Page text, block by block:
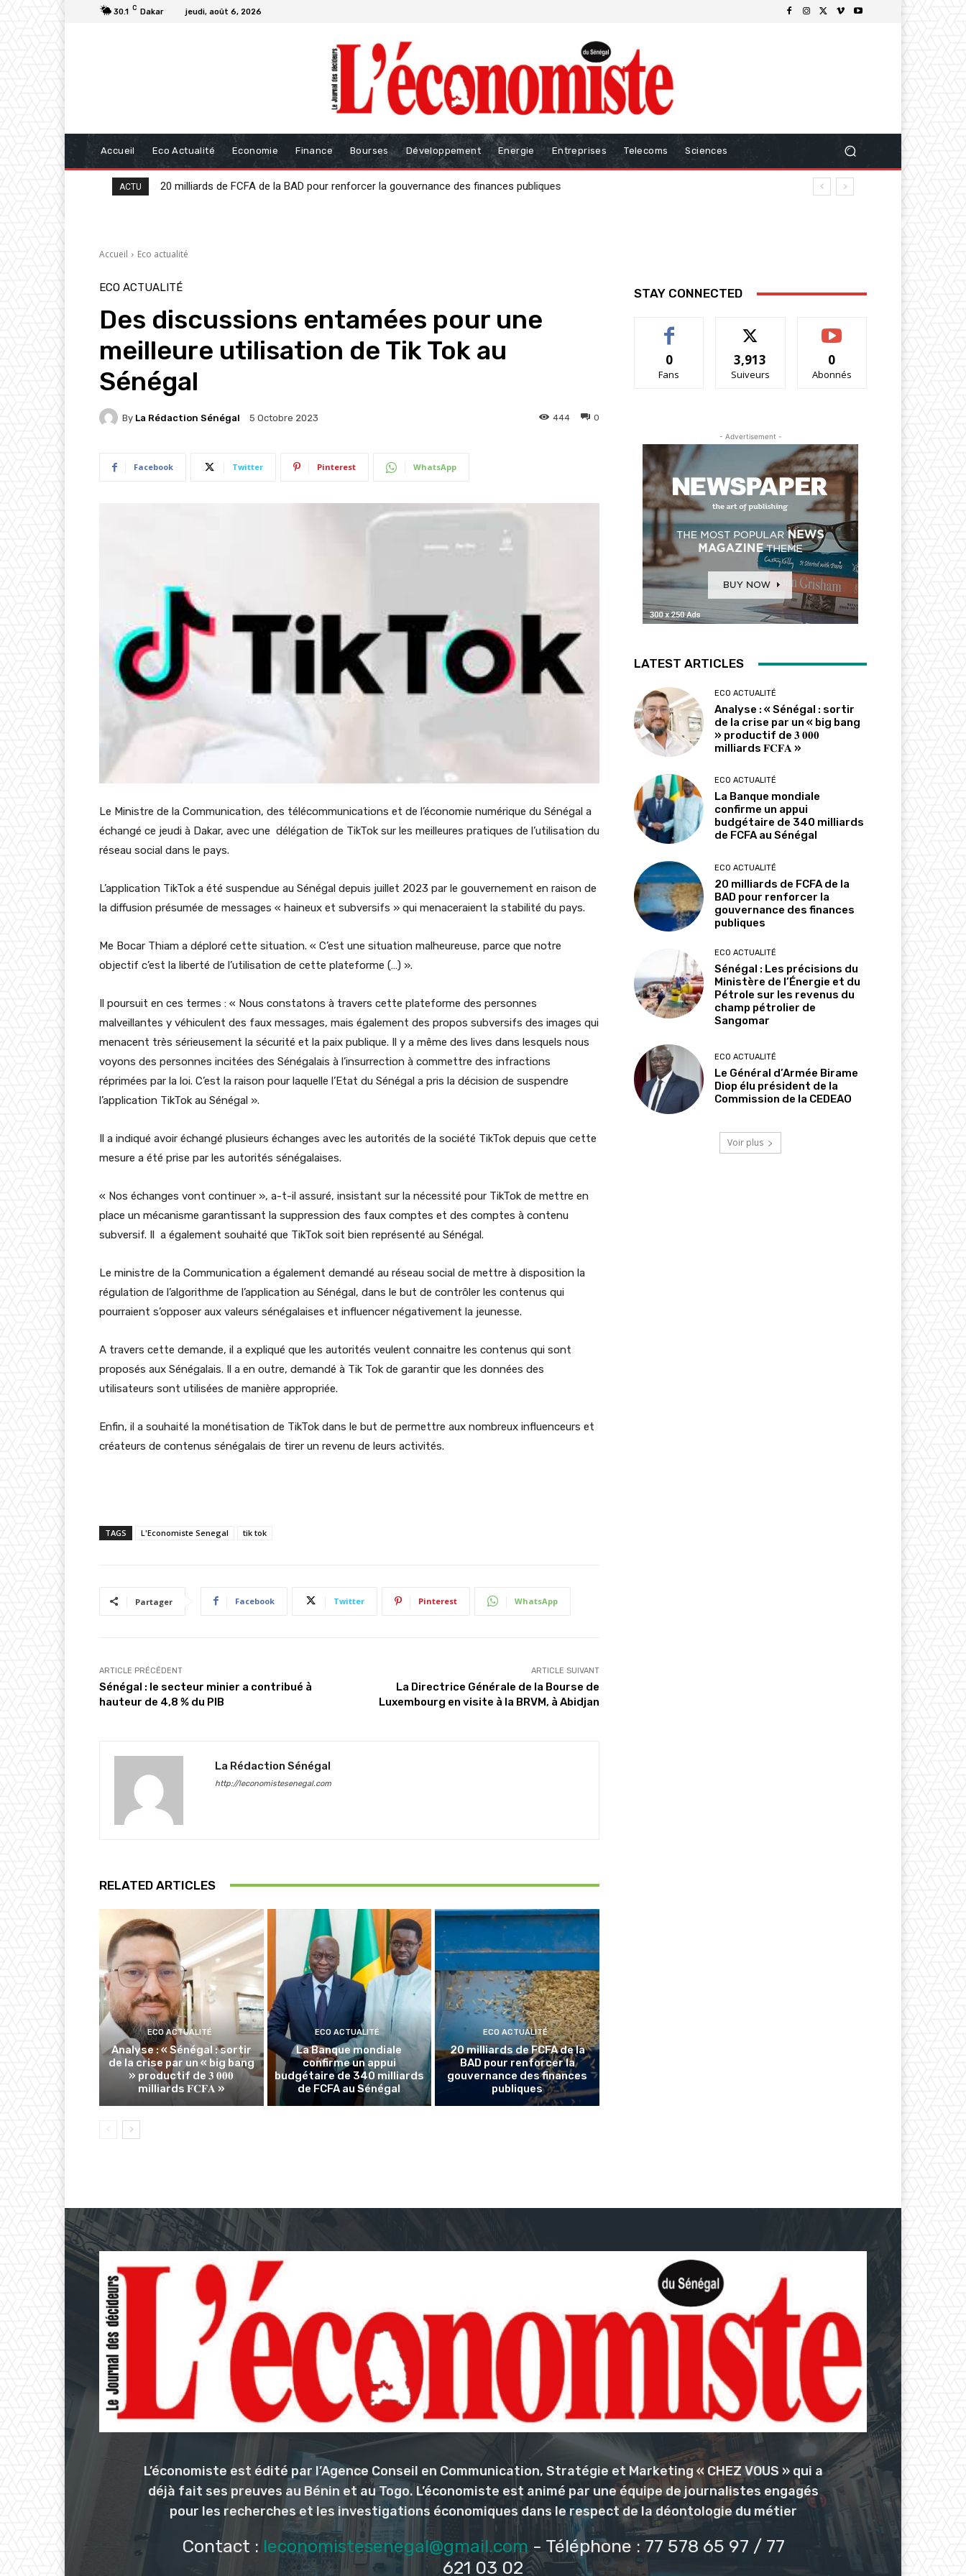
30.1 C Dakar jeudi, août 6, 2026
Accueil Eco Actualité Economie Finance Bourses Développement Energie Entreprises Telecoms Sciences
ACTU 20 milliards de FCFA de la BAD pour renforcer la gouvernance des finances publiques
Accueil Eco actualité
ECO ACTUALITÉ
Des discussions entamées pour une
meilleure utilisation de Tik Tok au
Sénégal
By La Rédaction Sénégal 5 Octobre 2023 0
444
Facebook Twitter Pinterest WhatsApp
Le Ministre de la Communication, des télécommunications et de l’économie numérique du Sénégal a
échangé ce jeudi à Dakar, avec une délégation de TikTok sur les meilleures pratiques de l’utilisation du
réseau social dans le pays.
L’application TikTok a été suspendue au Sénégal depuis juillet 2023 par le gouvernement en raison de
la diffusion présumée de messages « haineux et subversifs » qui menaceraient la stabilité du pays.
Me Bocar Thiam a déploré cette situation. « C’est une situation malheureuse, parce que notre
objectif c’est la liberté de l’utilisation de cette plateforme (…) ».
Il poursuit en ces termes : « Nous constatons à travers cette plateforme des personnes
malveillantes y véhiculent des faux messages, mais également des propos subversifs des images qui
menacent très sérieusement la sécurité et la paix publique. Il y a même des lives dans lesquels nous
voyons des personnes incitées des Sénégalais à l’insurrection à commettre des infractions
réprimées par la loi. C’est la raison pour laquelle l’Etat du Sénégal a pris la décision de suspendre
l’application TikTok au Sénégal ».
Il a indiqué avoir échangé plusieurs échanges avec les autorités de la société TikTok depuis que cette
mesure a été prise par les autorités sénégalaises.
« Nos échanges vont continuer », a-t-il assuré, insistant sur la nécessité pour TikTok de mettre en
place un mécanisme garantissant la suppression des faux comptes et des comptes à contenu
subversif. Il a également souhaité que TikTok soit bien représenté au Sénégal.
Le ministre de la Communication a également demandé au réseau social de mettre à disposition la
régulation de l’algorithme de l’application au Sénégal, dans le but de contrôler les contenus qui
pourraient s’opposer aux valeurs sénégalaises et influencer négativement la jeunesse.
A travers cette demande, il a expliqué que les autorités veulent connaitre les contenus qui sont
proposés aux Sénégalais. Il a en outre, demandé à Tik Tok de garantir que les données des
utilisateurs sont utilisées de manière appropriée.
Enfin, il a souhaité la monétisation de TikTok dans le but de permettre aux nombreux influenceurs et
créateurs de contenus sénégalais de tirer un revenu de leurs activités.
TAGS L'Economiste Senegal tik tok
Partager Facebook Twitter Pinterest WhatsApp
ARTICLE PRÉCÉDENT
Sénégal : le secteur minier a contribué à
hauteur de 4,8 % du PIB
ARTICLE SUIVANT
La Directrice Générale de la Bourse de
Luxembourg en visite à la BRVM, à Abidjan
La Rédaction Sénégal
http://leconomistesenegal.com
RELATED ARTICLES
ECO ACTUALITÉ
Analyse : « Sénégal : sortir
de la crise par un « big bang
» productif de 𝟑 𝟎𝟎𝟎
milliards 𝐅𝐂𝐅𝐀 »
ECO ACTUALITÉ
La Banque mondiale
confirme un appui
budgétaire de 340 milliards
de FCFA au Sénégal
ECO ACTUALITÉ
20 milliards de FCFA de la
BAD pour renforcer la
gouvernance des finances
publiques
STAY CONNECTED
0
Fans
3,913
Suiveurs
0
Abonnés
- Advertisement -
LATEST ARTICLES
ECO ACTUALITÉ
Analyse : « Sénégal : sortir
de la crise par un « big bang
» productif de 𝟑 𝟎𝟎𝟎
milliards 𝐅𝐂𝐅𝐀 »
ECO ACTUALITÉ
La Banque mondiale
confirme un appui
budgétaire de 340 milliards
de FCFA au Sénégal
ECO ACTUALITÉ
20 milliards de FCFA de la
BAD pour renforcer la
gouvernance des finances
publiques
ECO ACTUALITÉ
Sénégal : Les précisions du
Ministère de l’Énergie et du
Pétrole sur les revenus du
champ pétrolier de
Sangomar
ECO ACTUALITÉ
Le Général d’Armée Birame
Diop élu président de la
Commission de la CEDEAO
Voir plus
L’économiste est édité par l’Agence Conseil en Communication, Stratégie et Marketing « CHEZ VOUS » qui a
déjà fait ses preuves au Bénin et au Togo. L’économiste est animé par une équipe de journalistes engagés
pour les recherches et les investigations économiques dans le respect de la déontologie du métier
Contact : leconomistesenegal@gmail.com - Téléphone : 77 578 65 97 / 77
621 03 02